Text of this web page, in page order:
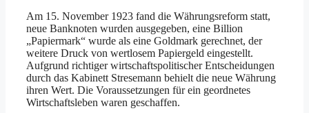
Am 15. November 1923 fand die Währungsreform statt,
neue Banknoten wurden ausgegeben, eine Billion
„Papiermark“ wurde als eine Goldmark gerechnet, der
weitere Druck von wertlosem Papiergeld eingestellt.
Aufgrund richtiger wirtschaftspolitischer Entscheidungen
durch das Kabinett Stresemann behielt die neue Währung
ihren Wert. Die Voraussetzungen für ein geordnetes
Wirtschaftsleben waren geschaffen.